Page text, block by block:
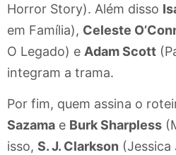
Horror Story). Além disso
em Família), Celeste
O Legado) e Adam Scott
integram a trama.
Por fim, quem assina o
Sazama e Burk Sharpless
isso, S. J. Clarkson (Jessica